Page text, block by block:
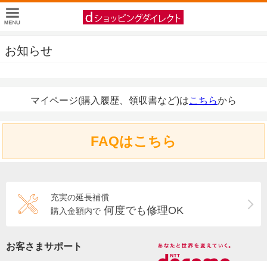
お知らせ
マイページ(購入履歴、領収書など)はこちらから
FAQはこちら
充実の延長補償
購入金額内で 何度でも修理OK
お客さまサポート